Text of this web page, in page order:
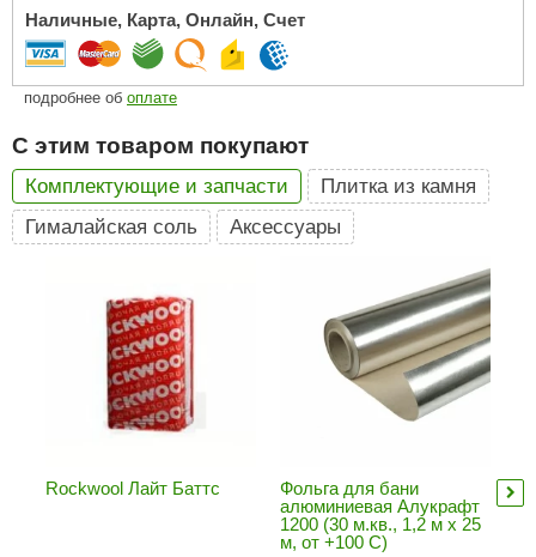
ELEMENTS
Наличные, Карта, Онлайн, Счет
подробнее об оплате
С этим товаром покупают
Комплектующие и запчасти
Плитка из камня
Гималайская соль
Аксессуары
Rockwool Лайт Баттс
Фольга для бани
алюминиевая Алукрафт
1200 (30 м.кв., 1,2 м х 25
м, от +100 С)